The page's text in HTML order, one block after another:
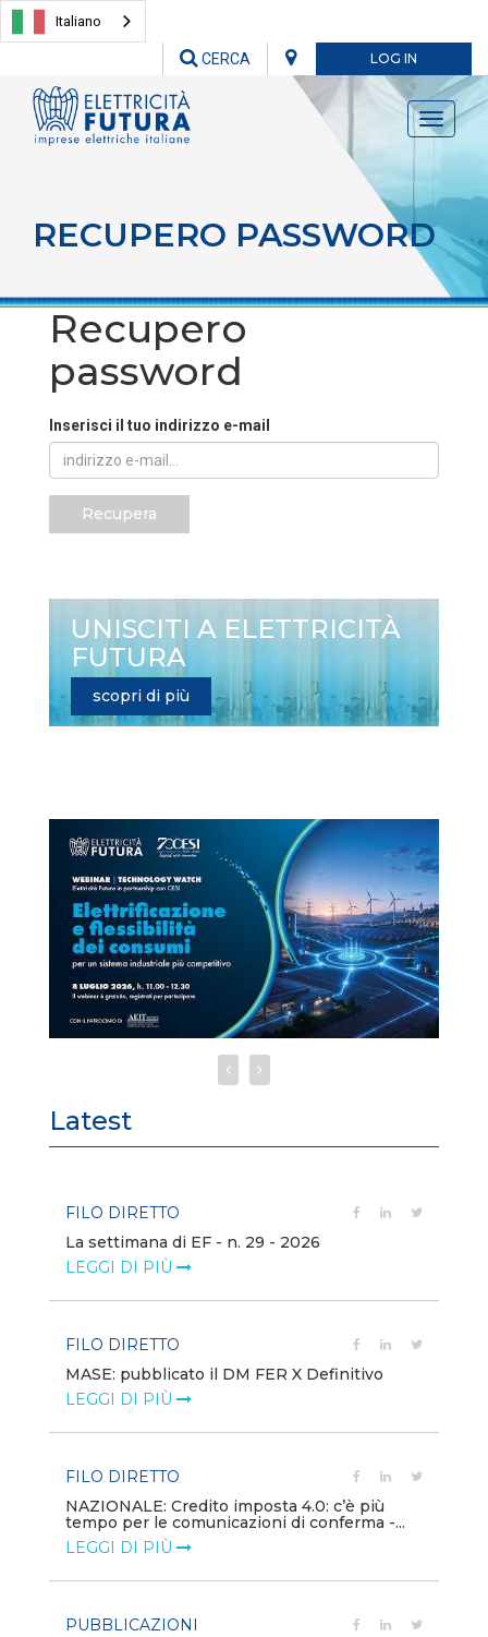
Italiano
LOG IN
CERCA
Toggle
RECUPERO PASSWORD
Recupero
password
Inserisci il tuo indirizzo e-mail
Recupera
UNISCITI A ELETTRICITÀ
FUTURA
scopri di più
Latest
FILO DIRETTO
La settimana di EF - n. 29 - 2026
LEGGI DI PIÙ
FILO DIRETTO
MASE: pubblicato il DM FER X Definitivo
LEGGI DI PIÙ
FILO DIRETTO
NAZIONALE: Credito imposta 4.0: c’è più
tempo per le comunicazioni di conferma -...
LEGGI DI PIÙ
PUBBLICAZIONI